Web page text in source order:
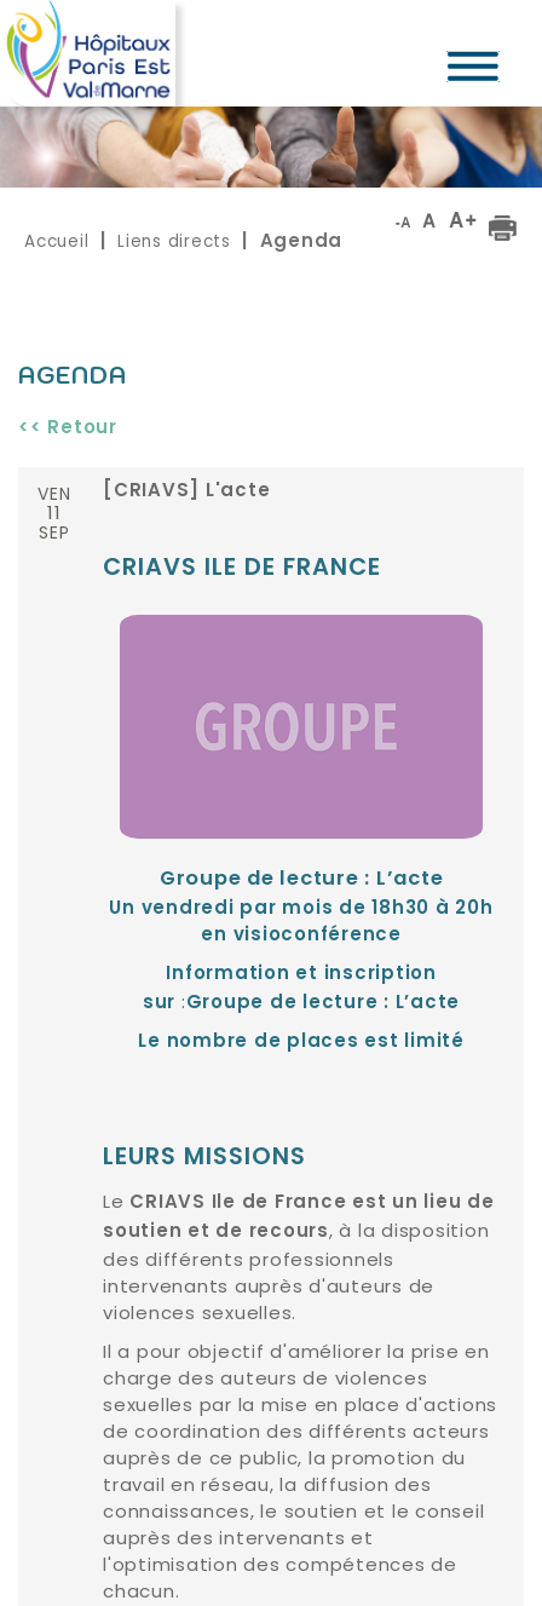
Accueil Liens directs | Agenda
AGENDA
<< Retour
VEN
11
SEP
[CRIAVS] L'acte
CRIAVS ILE DE FRANCE
Groupe de lecture : L’acte
Un vendredi par mois de 18h30 à 20h
en visioconférence
Information et inscription
sur : Groupe de lecture : L’acte
Le nombre de places est limité
LEURS MISSIONS
Le CRIAVS Ile de France est un lieu de
soutien et de recours, à la disposition
des différents professionnels
intervenants auprès d'auteurs de
violences sexuelles.
Il a pour objectif d'améliorer la prise en
charge des auteurs de violences
sexuelles par la mise en place d'actions
de coordination des différents acteurs
auprès de ce public, la promotion du
travail en réseau, la diffusion des
connaissances, le soutien et le conseil
auprès des intervenants et
l'optimisation des compétences de
chacun.